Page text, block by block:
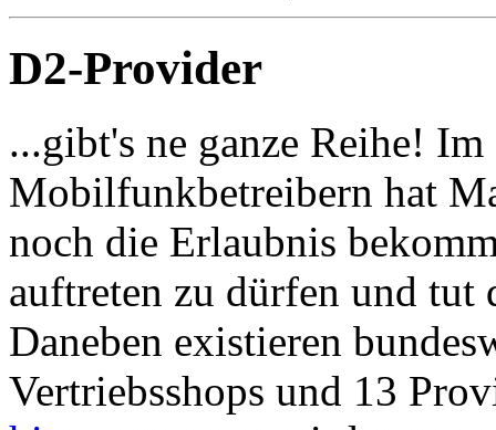
D2-Provider
...gibt's ne ganze Reihe! Im
Mobilfunkbetreibern hat
noch die Erlaubnis
auftreten zu dürfen und tut
Daneben existieren
Vertriebsshops und 13